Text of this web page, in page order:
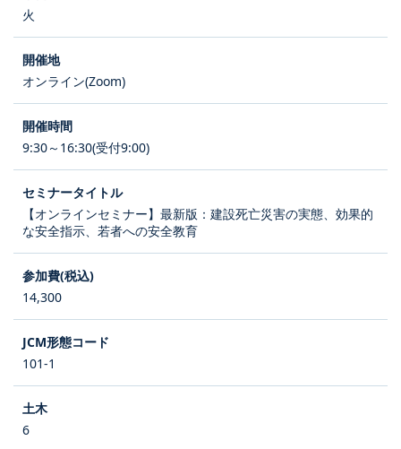
火
オンライン(Zoom)
9:30～16:30(受付9:00)
【オンラインセミナー】最新版：建設死亡災害の実態、効果的
な安全指示、若者への安全教育
14,300
101-1
6